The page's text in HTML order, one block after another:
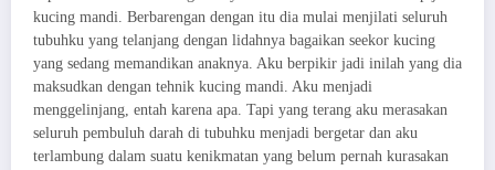
kucing mandi. Berbarengan dengan itu dia mulai menjilati seluruh
tubuhku yang telanjang dengan lidahnya bagaikan seekor kucing
yang sedang memandikan anaknya. Aku berpikir jadi inilah yang dia
maksudkan dengan tehnik kucing mandi. Aku menjadi
menggelinjang, entah karena apa. Tapi yang terang aku merasakan
seluruh pembuluh darah di tubuhku menjadi bergetar dan aku
terlambung dalam suatu kenikmatan yang belum pernah kurasakan